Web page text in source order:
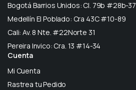
Bogotá Barrios Unidos: Cl. 79b #28b-37
Medellín El Poblado: Cra 43C #10-89
Cali: Av. 8 Nte. #22Norte 31
Pereira Invico: Cra. 13 #14-34
Cuenta
Mi Cuenta
Rastrea tu Pedido